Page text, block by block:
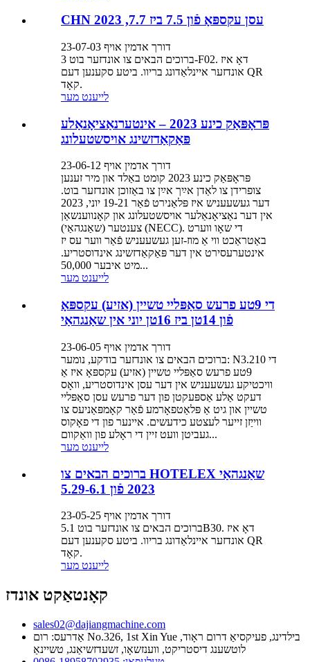
CHN עסן עקספּאָ פֿון 7.5 ביז 7.7, 2023
דורך אדמין אויף 23-07-03
ברוכים הבאים צו אונדזער בוט 3-F02. דאָ איז
אונדזער איינלאַדונג בריוו. ביטע סקענען דעם QR
קאָד.
לייענט מער
פּראָפּאַק כינע 2023 – אינטערנאַציאָנאַלע
פּאַקאַדזשינג אויסשטעלונג
דורך אדמין אויף 23-06-12
פּראָפּאַק כינע 2023 קומט באַלד און מיר זענען
צופרידן צו לאַדן אײַך אײַן צו באַזוכן אונדזער בוט.
דער געשעעניש איז פּלאַנירט פֿאַר 19-21 יוני, 2023
אין דער נאַציאָנאַלער אויסשטעלונג און קאָנווענשאַן
צענטער (שאַנגהאַי) (NECC). די שאָו ווערט
באַטראַכט ווי אַ מוז-זען געשעעניש פֿאַר ווער עס יז
אינטערעסירט אין דער פּאַקאַדזשינג אינדוסטריע.
מיט איבער 50,000...
לייענט מער
די 9טע פרעש סאַפּליי טשיין (אזיע) עקספּאָ
פֿון 14טן ביז 16טן יוני אין שאַנגהאַי
דורך אדמין אויף 23-06-05
ברוכים הבאים צו אונדזער בודקע, נומער: N3.210 די
9טע פרעש סאַפּליי טשיין (אזיע) עקספּאָ איז אַ
וויכטיקע געשעעניש אין דער עסן אינדוסטריע, וואָס
דעקט אַלע אַספּעקטן פון דער פרעש עסן סאַפּליי
טשיין און גיט אַ פּלאַטפאָרמע פֿאַר קאָמפּאַניעס צו
ווייַזן זייער לעצטע כידעשים. איינער פון די פאָקוס
געביטן וועט זיין די ראָלע פון ​​וואַקוום...
לייענט מער
ברוכים הבאים צו HOTELEX שאַנגהאַי
2023 פֿון 5.29-6.1
דורך אדמין אויף 23-05-25
ברוכים הבאים צו אונדזער בוט 5.1B30. דאָ איז
אונדזער איינלאַדונג בריוו. ביטע סקענען דעם QR
קאָד.
לייענט מער
קאָנטאַקט אונדז
sales02@dajiangmachine.com
אַדרעס: רום No.326, 1st Xin Yue בילדינג, פעיקסיאַ דרום ראָוד,
לוטשענג דיסטריקט, ווענזשאָו, זשעדזשיאַנג, טשיינאַ